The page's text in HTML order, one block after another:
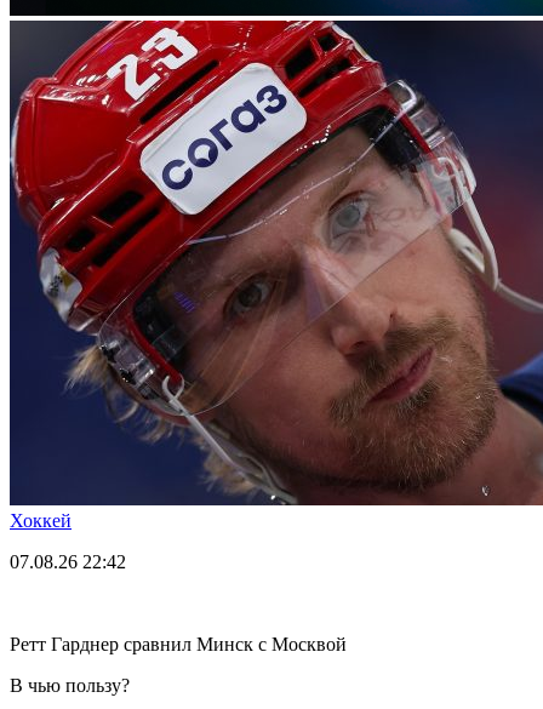
Хоккей
07.08.26 22:42
Ретт Гарднер сравнил Минск с Москвой
В чью пользу?